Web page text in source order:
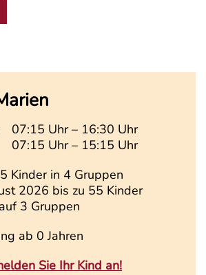
07:15 Uhr – 16:30 Uhr
07:15 Uhr – 15:15 Uhr
Kinder in 4 Gruppen
2026 bis zu 55 Kinder
3 Gruppen
ab 0 Jahren
Sie Ihr Kind an!